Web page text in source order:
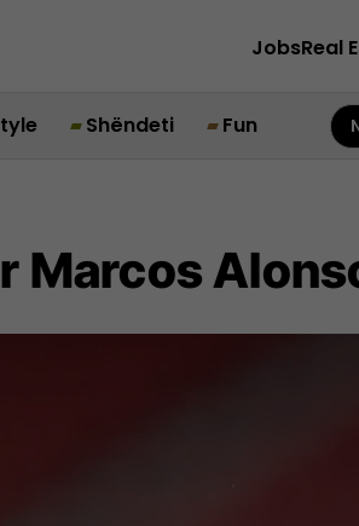
JobsReal
Shëndeti Fun
Marcos